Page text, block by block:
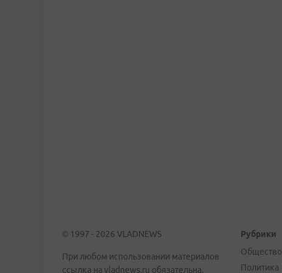
© 1997 - 2026 VLADNEWS
При любом использовании материалов
ссылка на vladnews.ru обязательна.
Рубрики
Общество
Политика